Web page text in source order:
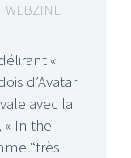
WEBZINE
«
d’Avatar
avec la
In the
“très